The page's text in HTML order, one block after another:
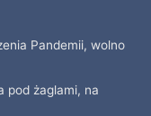
Pandemii, wolno
pod żaglami, na